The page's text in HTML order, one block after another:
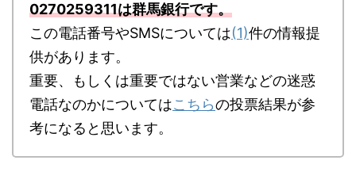
0270259311は群馬銀行です。
この電話番号やSMSについては(1)件の情報提
供があります。
重要、もしくは重要ではない営業などの迷惑
電話なのかについてはこちらの投票結果が参
考になると思います。